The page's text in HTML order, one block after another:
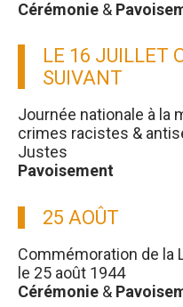
Cérémonie &
LE 16 JUILLET
SUIVANT
Journée nationale à la
crimes racistes &
Justes
Pavoisement
25 AOÛT
Commémoration de la
le 25 août 1944
Cérémonie &